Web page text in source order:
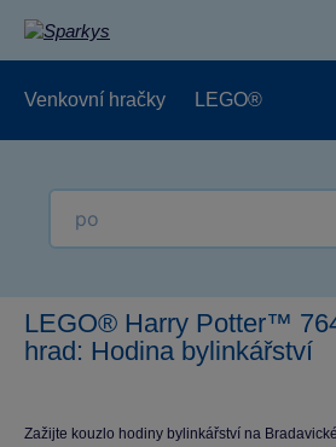
Venkovní hračky LEGO®
LEGO® Harry Potter™
hrad: Hodina bylinkářství
Zažijte kouzlo hodiny bylinkářství na